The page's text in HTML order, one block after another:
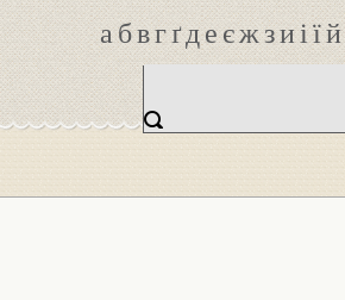
абвгґдеєжзиіїй